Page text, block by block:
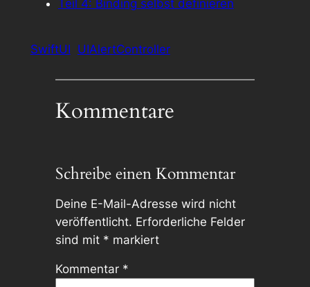
Teil 4: Binding selbst definieren
SwiftUI UIAlertController
Kommentare
Schreibe einen Kommentar
Deine E-Mail-Adresse wird nicht
veröffentlicht. Erforderliche Felder
sind mit * markiert
Kommentar *